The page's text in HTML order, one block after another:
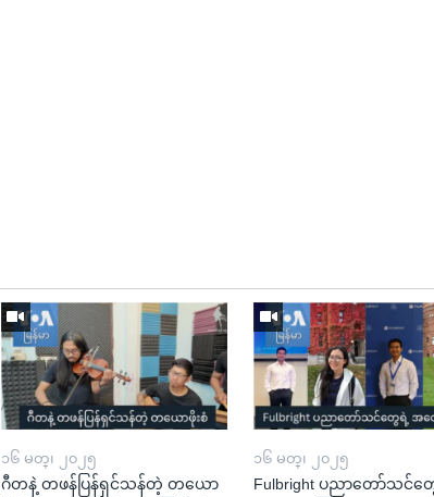
၁၆ မတ္၊ ၂၀၂၅
ဂီတနဲ့ တဖန်ပြန်ရှင်သန်တဲ့ တယော
၁၆ မတ္၊ ၂၀၂၅
Fulbright ပညာတော်သင်